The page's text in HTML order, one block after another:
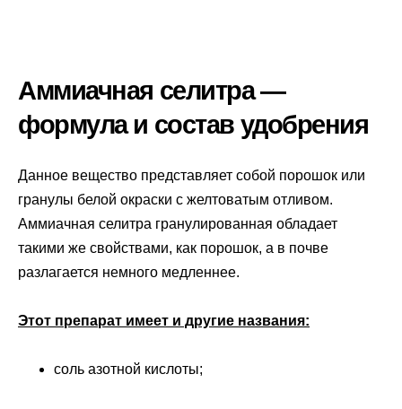
Аммиачная селитра —
формула и состав удобрения
Данное вещество представляет собой порошок или
гранулы белой окраски с желтоватым отливом.
Аммиачная селитра гранулированная обладает
такими же свойствами, как порошок, а в почве
разлагается немного медленнее.
Этот препарат имеет и другие названия:
соль азотной кислоты;